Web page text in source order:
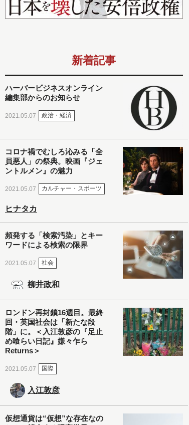
新着記事
ハーバービジネスオンライン
編集部からのお知らせ
2021.05.07 政治・経済
コロナ禍でむしろ沁みる「全
員悪人」の祭典。映画『ジェ
ントルメン』の魅力
2021.05.07 カルチャー・スポーツ
ヒナタカ
頻発する「検索汚染」とキー
ワードによる検索の限界
2021.05.07 社会
柳井政和
ロンドン再封鎖16週目。最終
回・英国社会は「新たな段
階」に。＜入江敦彦の『足止
め喰らい日記』嫌々乍ら
Returns＞
2021.05.07 国際
入江敦彦
仮想通貨は“仮想”な存在なの